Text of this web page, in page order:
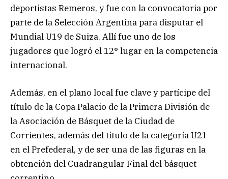
deportistas Remeros, y fue con la convocatoria por
parte de la Selección Argentina para disputar el
Mundial U19 de Suiza. Allí fue uno de los
jugadores que logró el 12° lugar en la competencia
internacional.
Además, en el plano local fue clave y partícipe del
título de la Copa Palacio de la Primera División de
la Asociación de Básquet de la Ciudad de
Corrientes, además del título de la categoría U21
en el Prefederal, y de ser una de las figuras en la
obtención del Cuadrangular Final del básquet